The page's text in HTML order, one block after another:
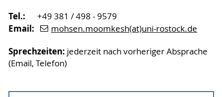
Tel.: +49 381 / 498 - 9579
Email: mohsen.moomkesh(at)uni-rostock.de
Sprechzeiten: jederzeit nach vorheriger Absprache
(Email, Telefon)